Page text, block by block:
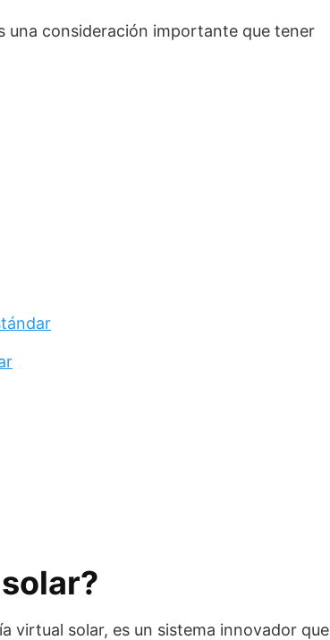
una consideración importante que tener
virtual solar, es un sistema innovador que